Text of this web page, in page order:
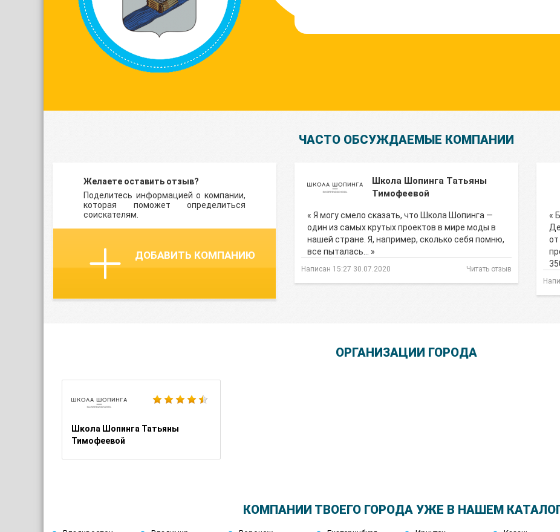
ЧАСТО ОБСУЖДАЕМЫЕ КОМПАНИИ
Желаете оставить отзыв?
Поделитесь информацией о компании,
которая поможет определиться
соискателям.
ДОБАВИТЬ КОМПАНИЮ
Школа Шопинга Татьяны
Тимофеевой
« Я могу смело сказать, что Школа Шопинга —
один из самых крутых проектов в мире моды в
нашей стране. Я, например, сколько себя помню,
все пыталась… »
Написан 15:27 30.07.2020 Читать отзыв
«
ОРГАНИЗАЦИИ ГОРОДА
Школа Шопинга Татьяны
Тимофеевой
КОМПАНИИ ТВОЕГО ГОРОДА УЖЕ В НАШЕМ